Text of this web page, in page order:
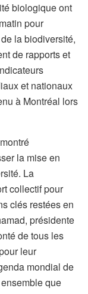
biologique ont
pour
la biodiversité,
de rapports et
et nationaux
à Montréal lors
la mise en
La
collectif pour
clés restées en
présidente
de tous les
leur
mondial de
que